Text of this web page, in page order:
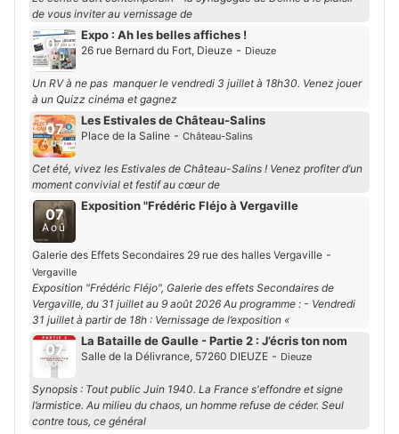
de vous inviter au vernissage de
07
Aoû
Expo : Ah les belles affiches !
26 rue Bernard du Fort, Dieuze - Dieuze
Un RV à ne pas manquer le vendredi 3 juillet à 18h30. Venez jouer
à un Quizz cinéma et gagnez
07
Aoû
Les Estivales de Château-Salins
Place de la Saline - Château-Salins
Cet été, vivez les Estivales de Château-Salins ! Venez profiter d’un
moment convivial et festif au cœur de
07
Aoû
Exposition "Frédéric Fléjo à Vergaville
Galerie des Effets Secondaires 29 rue des halles Vergaville -
Vergaville
Exposition "Frédéric Fléjo", Galerie des effets Secondaires de
Vergaville, du 31 juillet au 9 août 2026 Au programme : - Vendredi
31 juillet à partir de 18h : Vernissage de l’exposition «
07
Aoû
La Bataille de Gaulle - Partie 2 : J’écris ton nom
Salle de la Délivrance, 57260 DIEUZE - Dieuze
Synopsis : Tout public Juin 1940. La France s'effondre et signe
l’armistice. Au milieu du chaos, un homme refuse de céder. Seul
contre tous, ce général